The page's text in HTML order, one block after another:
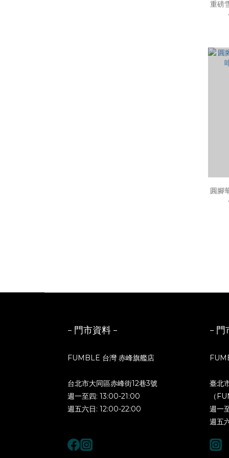
重磅
圓腳
- 門市資料 -
FUMBLE 台灣 赤峰旗艦店
台北市大同區赤峰街12巷3號
週一至四: 13:00-21:00
週五六日: 12:00-22:00
- 門
臺北
（
週一
週五